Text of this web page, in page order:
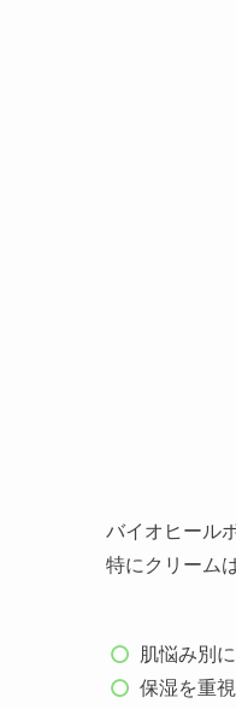
バイオヒール
特にクリームは
肌悩み別
保湿を重